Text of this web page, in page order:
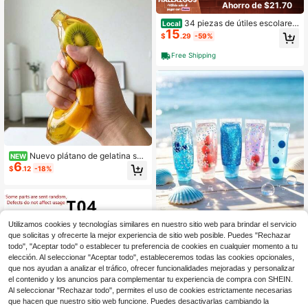
NEW Nuevo plátano de gelatina surt
ido de alto valor, transparencia de fr
uta fresca incorporada, textura de g
quilla crujiente, blando crujiente, bl
ando, blando
$6.12 -18%
Ahorro de $21.70
Local 34 piezas de útiles escolares
en miniatura, accesorios de aula pa
ra casa de muñecas con 2 pizarras,
4 escritorios, 4 sillas, mini útiles esc
olares para decoración de aula de c
asa de muñecas
$15.29 -59%
Free Shipping
Juguete de tubo de apretar con for
ma de cereza roja estética, juguete
de apretar tipo pasta de dientes no
elástico, juguete sensorial de alivio
de estrés con textura pesada similar
a la arcilla, alivia el estrés y la ansie
dad, juguete suave de apretar/jugu
ete para los dedos/alivio del estrés/j
uguete sensorial/descompresión/pa
$6.91 -20%
Utilizamos cookies y tecnologías similares en nuestro sitio web para brindar el servicio
que solicitas y ofrecerte la mejor experiencia de sitio web posible. Puedes "Rechazar
todo", "Aceptar todo" o establecer tu preferencia de cookies en cualquier momento a tu
elección. Al seleccionar "Aceptar todo", estableceremos todas las cookies opcionales,
que nos ayudan a analizar el tráfico, ofrecer funcionalidades mejoradas y personalizar
el contenido y los anuncios para complementar tu experiencia de compra con SHEIN.
Al seleccionar "Rechazar todo", permites el uso de cookies estrictamente necesarias
que hacen que nuestro sitio web funcione. Puedes desactivarlas cambiando la